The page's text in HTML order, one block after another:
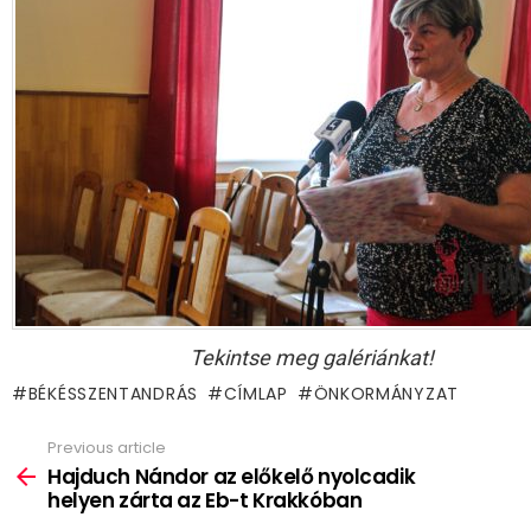
Tekintse meg galériánkat!
BÉKÉSSZENTANDRÁS CÍMLAP ÖNKORMÁNYZAT
more
Previous article
Hajduch Nándor az előkelő nyolcadik
helyen zárta az Eb-t Krakkóban